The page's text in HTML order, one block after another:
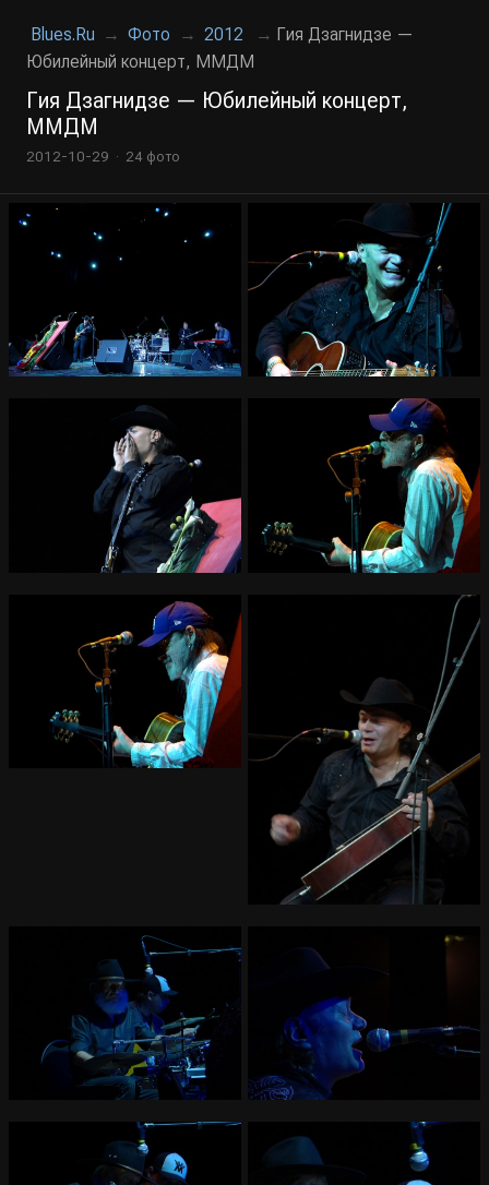
Blues.Ru → Фото → 2012 → Гия Дзагнидзе —
Юбилейный концерт, ММДМ
Гия Дзагнидзе — Юбилейный концерт,
ММДМ
2012-10-29 · 24 фото